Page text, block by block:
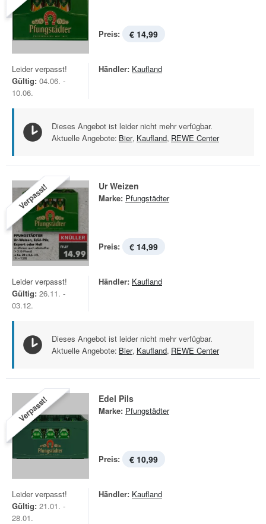
Preis: € 14,99
Leider verpasst!
Gültig: 04.06. -
10.06.
Händler: Kaufland
Dieses Angebot ist leider nicht mehr verfügbar.
Aktuelle Angebote: Bier, Kaufland, REWE Center
Verpasst! Ur Weizen
Marke: Pfungstädter
Preis: € 14,99
Leider verpasst!
Gültig: 26.11. -
03.12.
Händler: Kaufland
Dieses Angebot ist leider nicht mehr verfügbar.
Aktuelle Angebote: Bier, Kaufland, REWE Center
Verpasst! Edel Pils
Marke: Pfungstädter
Preis: € 10,99
Leider verpasst!
Gültig: 21.01. -
28.01.
Händler: Kaufland